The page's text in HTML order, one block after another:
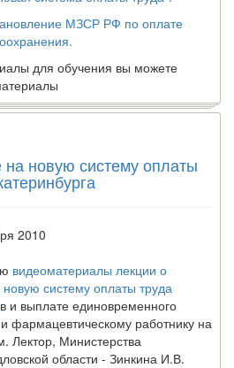
МЗСР РФ по оплате
для обучения вы можете
новую систему оплаты
2010
видеоматериалы лекции о
систему оплаты труда
в и выплате единовременного
фармацевтическому работнику на
Лектор, Министерства
области - Зинкина И.В.